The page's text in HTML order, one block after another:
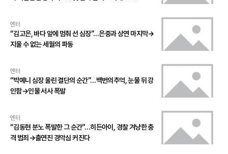
엔터
“김고은, 바다 앞에 멈춰 선 심장”…은중과 상연 마지막→
지울 수 없는 세월의 파동
엔터
“박예니 심장 울린 결단의 순간”…백번의추억, 눈물 뒤 강
인함→인물 서사 폭발
엔터
“김동현 분노 폭발한 그 순간”…히든아이, 경찰 겨냥한 충
격 범죄→출연진 경악심 커진다